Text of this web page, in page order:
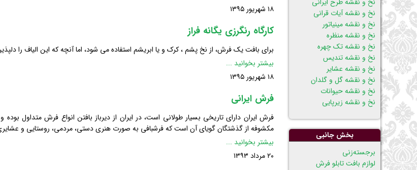
۱۸ شهریور ۱۳۹۵
كارگاه رنگرزی يگانه فراز
برای بافت یک فرش، از نخ پشم ، کرک و یا ابریشم استفاده می شود، اما آنچه که این الیاف را
بیشتر بخوانید ...
۱۸ شهریور ۱۳۹۵
فرش ایرانی
فرش ایران دارای تاریخی بسیار طولانی است، در ایران از دیرباز بافتن انواع فرش متداول
مکشوفه از گذشتگان گویای آن است که فرشبافی به صورت هنری دستی، مردمی، روستایی و عشایری
بیشتر بخوانید ...
۲۰ مرداد ۱۳۹۳
نخ و نقشه آیات قرانی
نخ و نقشه مینیاتور
نخ و نقشه منظره
نخ و نقشه تک چهره
نخ و نقشه تندیس
نخ و نقشه عشایر
نخ و نقشه گل و گلدان
نخ و نقشه حیوانات
نخ و نقشه زیرپایی
بخش جانبی
پریدن
برجسته‌زنی
لوازم بافت تابلو فرش